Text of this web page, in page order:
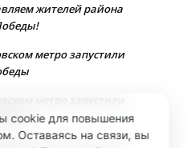
жителей района
метро запустили
метро запустили
cookie для повышения
Оставаясь на связи, вы